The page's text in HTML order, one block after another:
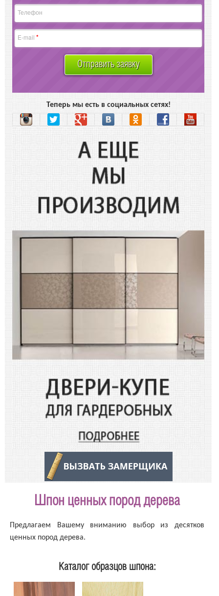
Телефон
E-mail *
Отправить заявку
Теперь мы есть в социальных сетях!
Шпон ценных пород дерева
Предлагаем Вашему вниманию выбор из десятков
ценных пород дерева.
Каталог образцов шпона: